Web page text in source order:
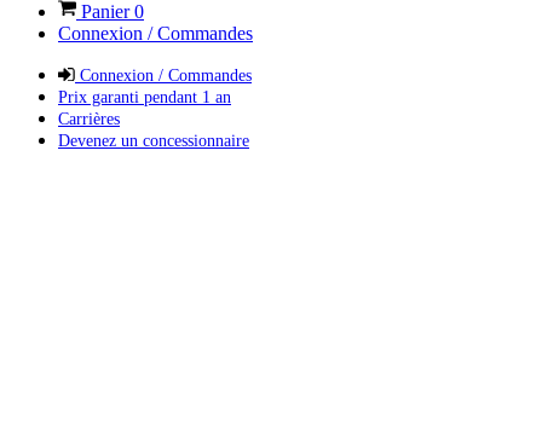
Panier0
Connexion / Commandes
Connexion / Commandes
Prix garanti pendant 1 an
Carrières
Devenez un concessionnaire